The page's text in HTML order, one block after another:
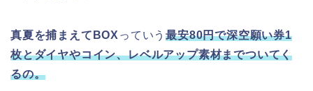
真夏を捕まえてBOX っていう最安80円で深空願い券1
枚とダイヤやコイン、レベルアップ素材までついてく
るの。